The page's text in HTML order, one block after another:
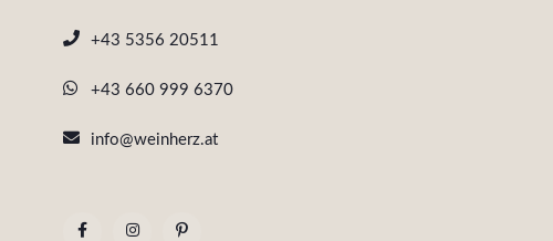
+43 5356 20511
+43 660 999 6370
info@weinherz.at